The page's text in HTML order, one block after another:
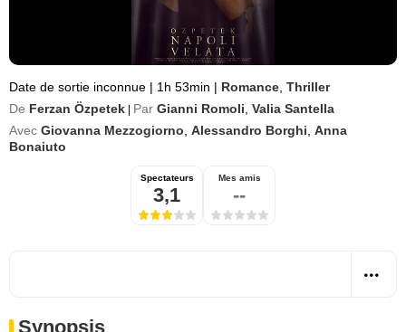
Date de sortie inconnue | 1h 53min | Romance Thriller
De Ferzan Özpetek Par Gianni Romoli Valia Santella
Avec Giovanna Mezzogiorno Alessandro Borghi Anna
Bonaiuto
Spectateurs
3,1
Mes amis
--
Synopsis